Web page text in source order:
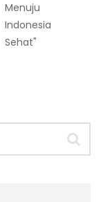
Menuju
Indonesia
Sehat"